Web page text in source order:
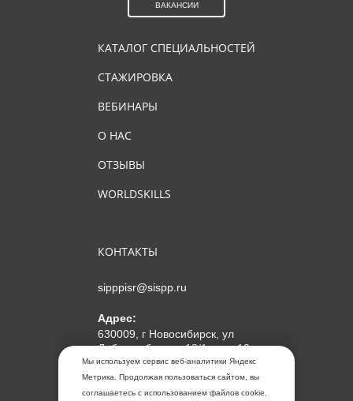
Мы используем сервис веб-аналитики Яндекс
Метрика. Продолжая пользоваться сайтом, вы
соглашаетесь с использованием файлов cookie.
КАТАЛОГ СПЕЦИАЛЬНОСТЕЙ
СТАЖИРОВКА
ВЕБИНАРЫ
О НАС
ОТЗЫВЫ
WORLDSKILLS
КОНТАКТЫ
sipppisr@sispp.ru
Адрес:
630009, г Новосибирск, ул
Добролюбова, д 18/1, пом 12
АНО ДПО "МИПКП"
ИНН5405963859
ВАКАНСИИ